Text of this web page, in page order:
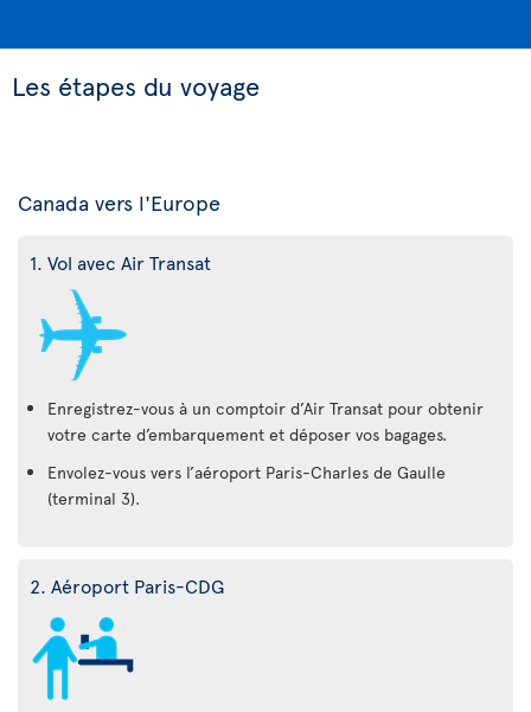
Les étapes du voyage
Canada vers l'Europe
1. Vol avec Air Transat
Enregistrez-vous à un comptoir d’Air Transat pour obtenir
votre carte d’embarquement et déposer vos bagages.
Envolez-vous vers l’aéroport Paris-Charles de Gaulle
(terminal 3).
2. Aéroport Paris-CDG